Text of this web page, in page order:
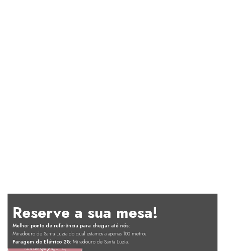
Audrey's
Rua de Santiago 14,
Reserve a sua mesa!
Melhor ponto de referência para chegar até nós:
Miradouro de Santa Luzia do qual estamos a apenas 100 metros.
Paragem do Elétrico 28: Miradouro de Santa Luzia.